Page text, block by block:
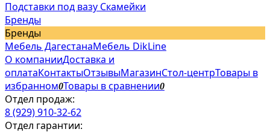
Подставки под вазу Скамейки
Бренды
Бренды
Мебель ДагестанаМебель DikLine
О компанииДоставка и
оплатаКонтактыОтзывыМагазинСтол-центрТовары в
избранном0Товары в сравнении0
Отдел продаж:
8 (929) 910-32-62
Отдел гарантии: